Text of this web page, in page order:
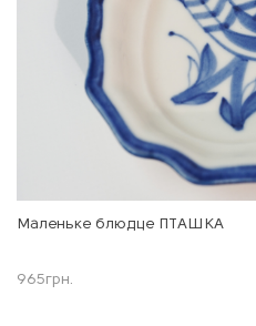
Маленьке блюдце ПТАШКА
965грн.